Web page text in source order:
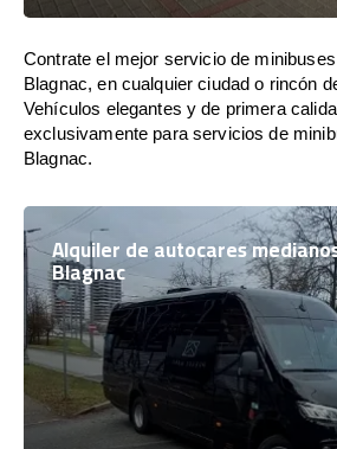
Contrate el mejor servicio de
Blagnac, en cualquier ciudad o rincón
Vehículos elegantes y de primera
exclusivamente para servicios de
Blagnac.
Alquiler de autocares
Blagnac